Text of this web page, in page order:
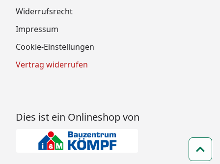
Widerrufsrecht
Impressum
Cookie-Einstellungen
Vertrag widerrufen
Dies ist ein Onlineshop von